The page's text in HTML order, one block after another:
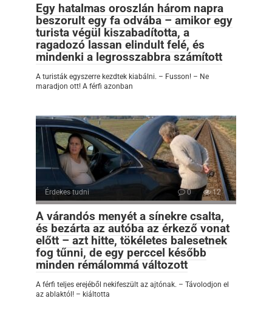
Egy hatalmas oroszlán három napra
beszorult egy fa odvába – amikor egy
turista végül kiszabadította, a
ragadozó lassan elindult felé, és
mindenki a legrosszabbra számított
A turisták egyszerre kezdtek kiabálni. – Fusson! – Ne
maradjon ott! A férfi azonban
Érdekes tudni 0 12
A várandós menyét a sínekre csalta,
és bezárta az autóba az érkező vonat
előtt – azt hitte, tökéletes balesetnek
fog tűnni, de egy perccel később
minden rémálommá változott
A férfi teljes erejéből nekifeszült az ajtónak. – Távolodjon el
az ablaktól! – kiáltotta